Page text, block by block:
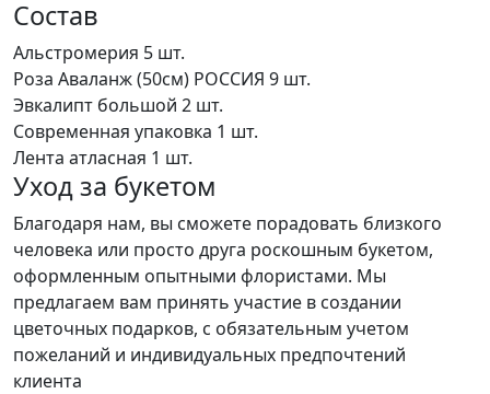
Состав
Альстромерия 5 шт.
Роза Аваланж (50см) РОССИЯ 9 шт.
Эвкалипт большой 2 шт.
Современная упаковка 1 шт.
Лента атласная 1 шт.
Уход за букетом
Благодаря нам, вы сможете порадовать близкого
человека или просто друга роскошным букетом,
оформленным опытными флористами. Мы
предлагаем вам принять участие в создании
цветочных подарков, с обязательным учетом
пожеланий и индивидуальных предпочтений
клиента